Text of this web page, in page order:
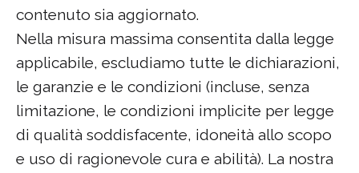
contenuto sia aggiornato.
Nella misura massima consentita dalla legge
applicabile, escludiamo tutte le dichiarazioni,
le garanzie e le condizioni (incluse, senza
limitazione, le condizioni implicite per legge
di qualità soddisfacente, idoneità allo scopo
e uso di ragionevole cura e abilità). La nostra